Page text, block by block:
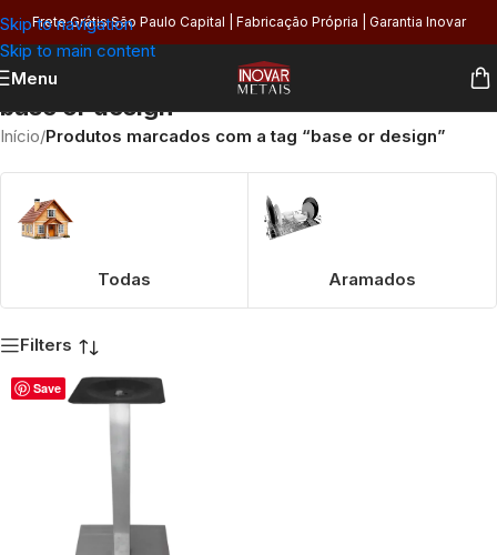
Skip to navigation
Skip to main content
Frete Grátis São Paulo Capital | Fabricação Própria | Garantia Inovar
Menu
base or design
Início/Produtos marcados com a tag “base or design”
Todas Aramados
Filters
Save